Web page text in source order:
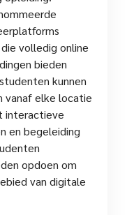
volledig online
bieden
kunnen
vanaf elke locatie
interactieve
en begeleiding
opdoen om
van digitale